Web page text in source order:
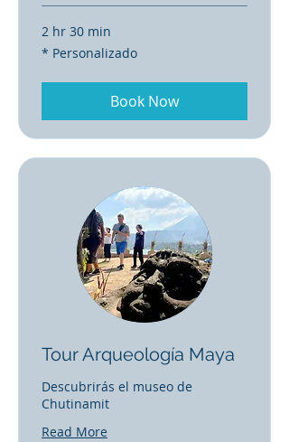
2 hr 30 min
*
Personalizado
* Personalizado
Book Now
Tour Arqueología Maya
Descubrirás el museo de
Chutinamit
Read More